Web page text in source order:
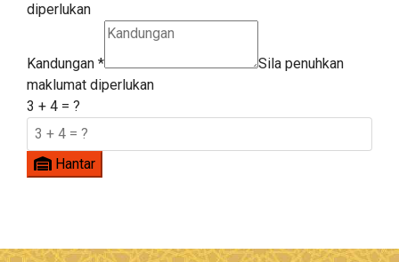
diperlukan
Kandungan *
Sila penuhkan
maklumat diperlukan
3 + 4 = ?
Hantar